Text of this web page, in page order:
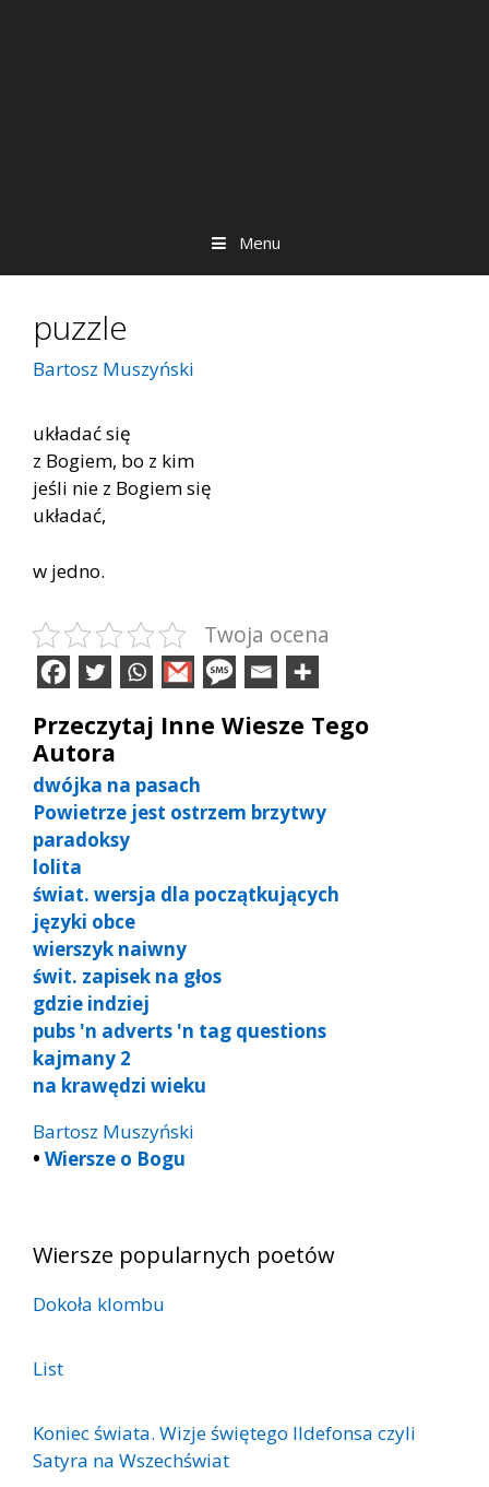
Menu
puzzle
Bartosz Muszyński
układać się
z Bogiem, bo z kim
jeśli nie z Bogiem się
układać,
w jedno.
Twoja ocena
Przeczytaj Inne Wiesze Tego
Autora
dwójka na pasach
Powietrze jest ostrzem brzytwy
paradoksy
lolita
świat. wersja dla początkujących
języki obce
wierszyk naiwny
świt. zapisek na głos
gdzie indziej
pubs 'n adverts 'n tag questions
kajmany 2
na krawędzi wieku
Bartosz Muszyński
• Wiersze o Bogu
Wiersze popularnych poetów
Dokoła klombu
List
Koniec świata. Wizje świętego Ildefonsa czyli
Satyra na Wszechświat